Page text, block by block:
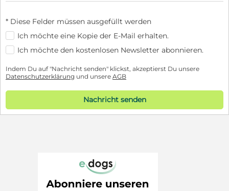
* Diese Felder müssen ausgefüllt werden
Ich möchte eine Kopie der E-Mail erhalten.
Ich möchte den kostenlosen Newsletter abonnieren.
Indem Du auf "Nachricht senden" klickst, akzeptierst Du unsere
Datenschutzerklärung und unsere AGB
Nachricht senden